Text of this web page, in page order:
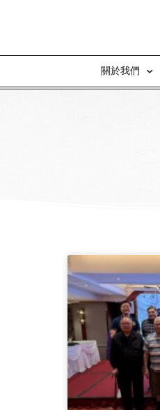
關於我們